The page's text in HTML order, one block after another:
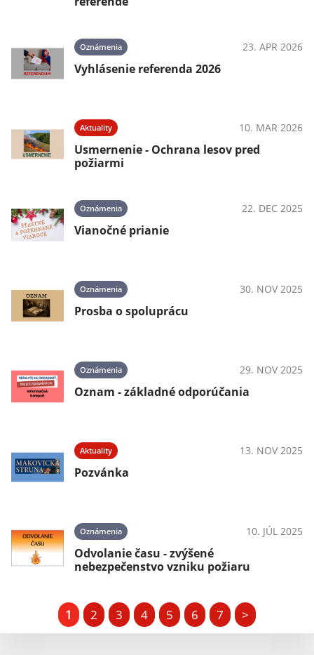
Oznámenia 23. APR 2026
Vyhlásenie referenda 2026
Aktuality 10. MAR 2026
Usmernenie - Ochrana lesov pred
požiarmi
Oznámenia 22. DEC 2025
Vianočné prianie
Oznámenia 30. NOV 2025
Prosba o spoluprácu
Oznámenia 29. NOV 2025
Oznam - základné odporúčania
Aktuality 13. NOV 2025
Pozvánka
Oznámenia 10. JÚL 2025
Odvolanie času - zvýšené
nebezpečenstvo vzniku požiaru
1 2 3 4 5 6 7 >